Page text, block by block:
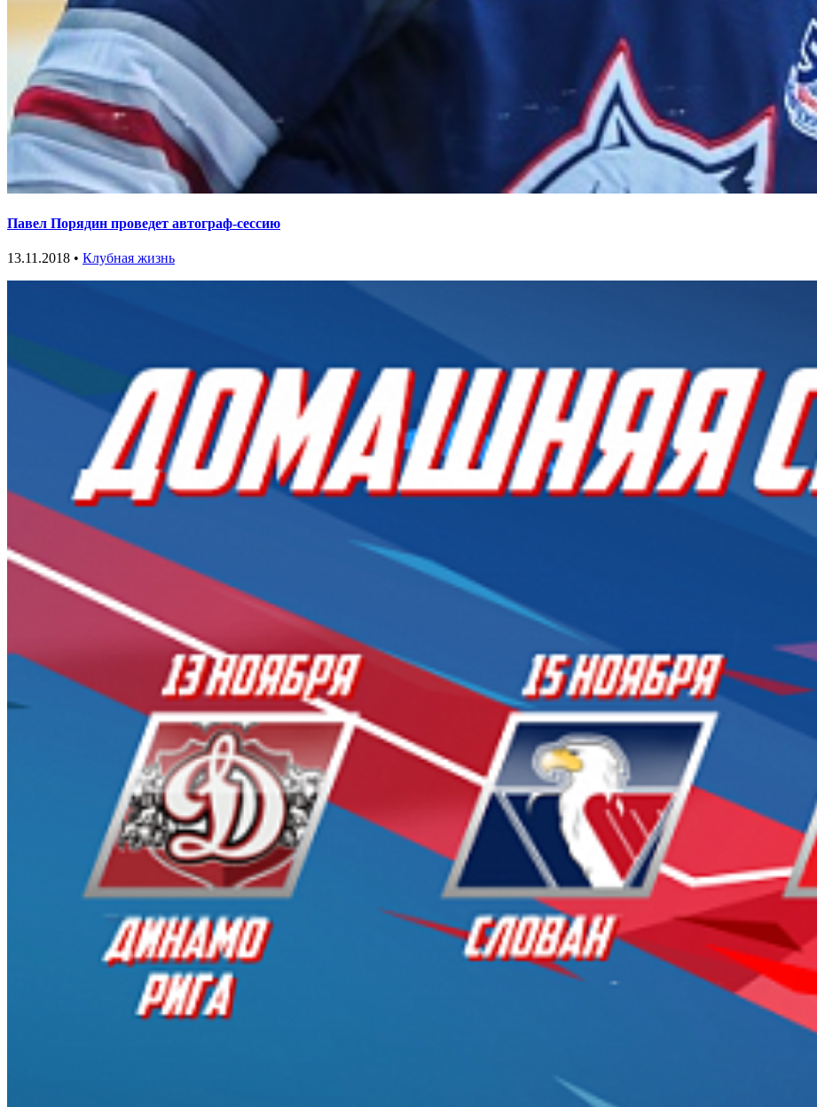
Павел Порядин проведет автограф-сессию
13.11.2018 • Клубная жизнь